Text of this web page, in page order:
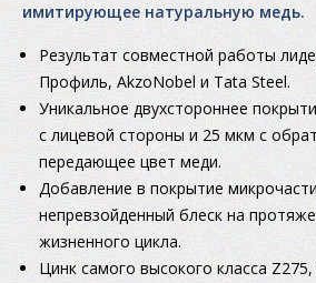
имитирующее натуральную медь.
Результат совместной работы
Профиль, AkzoNobel и Tata Steel.
Уникальное двухстороннее
с лицевой стороны и 25 мкм с
передающее цвет меди.
Добавление в покрытие
непревзойденный блеск на
жизненного цикла.
Цинк самого высокого класса